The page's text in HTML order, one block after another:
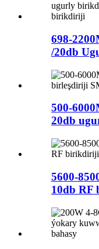
698-
/20db
500-
20db
5600-
10db RF